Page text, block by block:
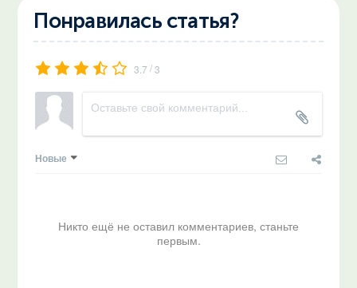
Понравилась статья?
3.7 /3
Новые
Никто ещё не оставил комментариев, станьте
первым.